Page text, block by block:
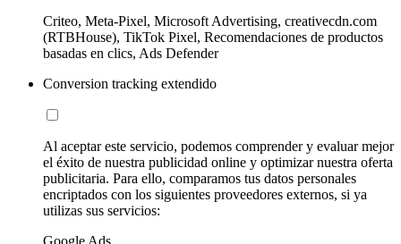
Criteo, Meta-Pixel, Microsoft Advertising, creativecdn.com
(RTBHouse), TikTok Pixel, Recomendaciones de productos
basadas en clics, Ads Defender
Conversion tracking extendido
Al aceptar este servicio, podemos comprender y evaluar mejor
el éxito de nuestra publicidad online y optimizar nuestra oferta
publicitaria. Para ello, comparamos tus datos personales
encriptados con los siguientes proveedores externos, si ya
utilizas sus servicios: